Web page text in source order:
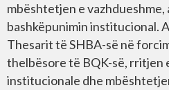
mbështetjen e
bashkëpunimin institucional.
Thesarit të SHBA-së në
thelbësore të BQK-së, rritjen
institucionale dhe